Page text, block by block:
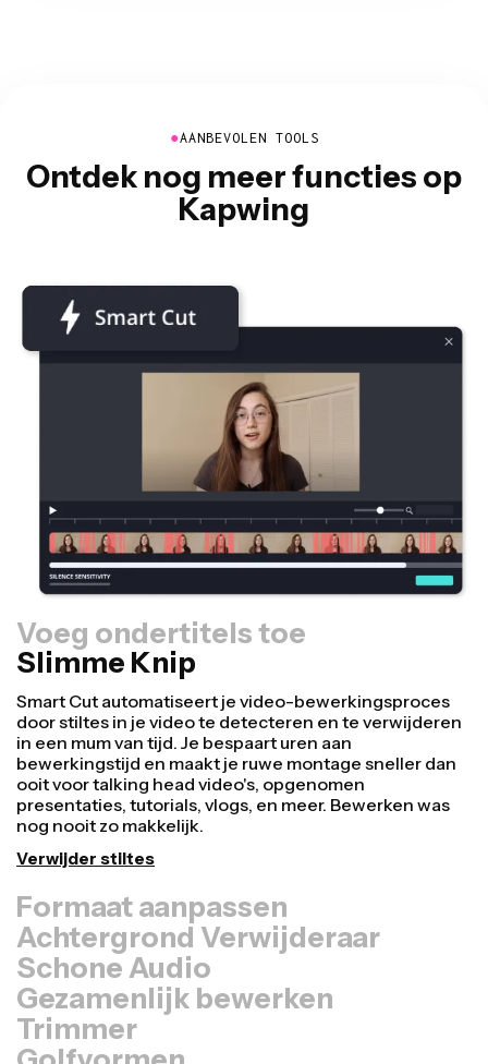
●AANBEVOLEN TOOLS
Ontdek nog meer functies op
Kapwing
Voeg ondertitels toe
Slimme Knip
Formaat aanpassen
Hergebruik video's sneller en maak ze professioneler
met onze Resize Canvas functie! In slechts een paar
klikken kun je één video aanpassen naar de juiste
grootte voor elk ander platform, of het nu TikTok,
YouTube, Instagram, Twitter, Linkedin of ergens anders
is.
Video formaat aanpassen
Achtergrond Verwijderaar
Schone Audio
Gezamenlijk bewerken
Trimmer
Golfvormen